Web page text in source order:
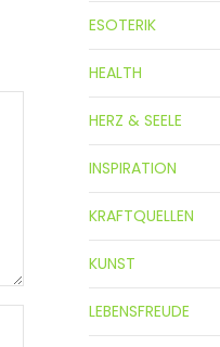
ESOTERIK
HEALTH
HERZ & SEELE
INSPIRATION
KRAFTQUELLEN
KUNST
LEBENSFREUDE